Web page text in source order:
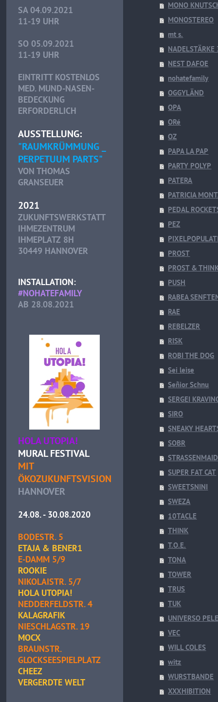
SA 04.09.2021
11-19 UHR
SO 05.09.2021
11-19 UHR
EINTRITT KOSTENLOS
MED. MUND-NASEN-
BEDECKUNG
ERFORDERLICH
AUSSTELLUNG:
"RAUMKRÜMMUNG _
PERPETUUM PARTS"
VON THOMAS
GRANSEUER
2021
ZUKUNFTSWERKSTATT
IHMEZENTRUM
IHMEPLATZ 8H
30449 HANNOVER
INSTALLATION:
#NOHATEFAMILY
AB 28.08.2021
HOLA UTOPIA!
MURAL FESTIVAL
MIT
ÖKOZUKUNFTSVISION
HANNOVER
24.08. - 30.08.2020
BODESTR. 5
ETAJA & BENER1
E-DAMM 5/9
ROOKIE
NIKOLAISTR. 5/7
HOLA UTOPIA!
NEDDERFELDSTR. 4
KALAGRAFIK
NIESCHLAGSTR. 19
MOCX
BRAUNSTR.
GLOCKSEESPIELPLATZ
CHEEZ
VERGERDTE WELT
MONO
MONOSTEREO
mt s.
NADELSTÄRKE
NEST DAFOE
nohatefamily
OGGYLÄND
OPA
ORé
OZ
PAPA LA PAP
PARTY POLYP
PATERA
PATRICIA
PEDAL
PEZ
PROST
PROST &
PUSH
RABEA
RAE
REBELZER
RISK
ROBI THE DOG
Sei leise
Señior Schnu
SERGEI
SIRO
SNEAKY
SOBR
STRASSENMAID
SUPER FAT CAT
SWEETSNINI
SWEZA
10TACLE
THINK
T.O.E.
TONA
TOWER
TRUS
TUK
UNIVERSO
VEC
WILL COLES
witz
WURSTBANDE
XXXHIBITION